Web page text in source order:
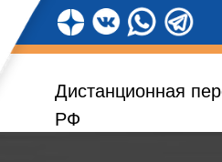
Дистанционная
РФ